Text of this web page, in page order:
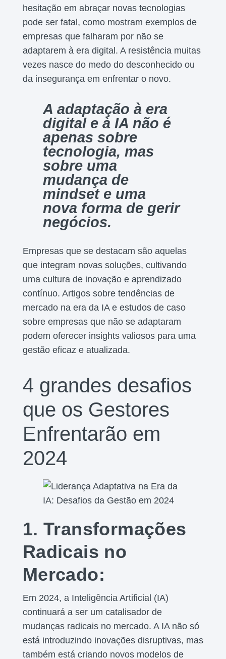
hesitação em abraçar novas tecnologias
pode ser fatal, como mostram exemplos de
empresas que falharam por não se
adaptarem à era digital. A resistência muitas
vezes nasce do medo do desconhecido ou
da insegurança em enfrentar o novo.
A adaptação à era
digital e à IA não é
apenas sobre
tecnologia, mas
sobre uma
mudança de
mindset e uma
nova forma de gerir
negócios.
Empresas que se destacam são aquelas
que integram novas soluções, cultivando
uma cultura de inovação e aprendizado
contínuo. Artigos sobre tendências de
mercado na era da IA e estudos de caso
sobre empresas que não se adaptaram
podem oferecer insights valiosos para uma
gestão eficaz e atualizada.
4 grandes desafios
que os Gestores
Enfrentarão em
2024
1. Transformações
Radicais no
Mercado:
Em 2024, a Inteligência Artificial (IA)
continuará a ser um catalisador de
mudanças radicais no mercado. A IA não só
está introduzindo inovações disruptivas, mas
também está criando novos modelos de